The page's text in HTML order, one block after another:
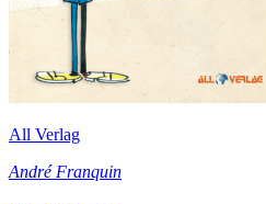
All Verlag
André Franquin